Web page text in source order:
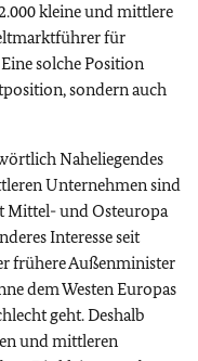
kleine und mittlere
für
solche Position
sondern auch
Naheliegendes
Unternehmen sind
Mittel- und Osteuropa
Interesse seit
frühere Außenminister
dem Westen Europas
geht. Deshalb
und mittleren